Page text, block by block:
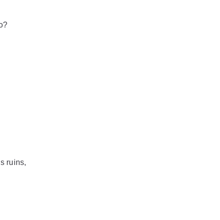
ruins,